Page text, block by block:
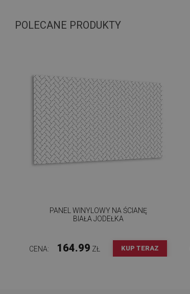
POLECANE PRODUKTY
PANEL WINYLOWY NA ŚCIANĘ
BIAŁA JODEŁKA
CENA: 164.99 ZŁ KUP TERAZ